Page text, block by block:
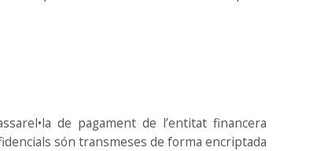
de pagament de l’entitat financera
són transmeses de forma encriptada